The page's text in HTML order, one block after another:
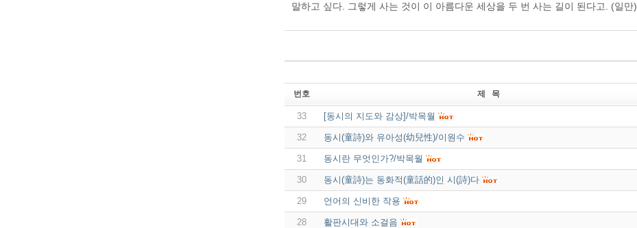
말하고 싶다. 그렇게 사는 것이 이 아름다운 세상을 두 번 사는 길이 된다고. (일만)
번호 제 목
33 [동시의 지도와 감상]/박목월
32 동시(童詩)와 유아성(幼兒性)/이원수
31 동시란 무엇인가?/박목월
30 동시(童詩)는 동화적(童話的)인 시(詩)다
29 언어의 신비한 작용
28 활판시대와 소걸음